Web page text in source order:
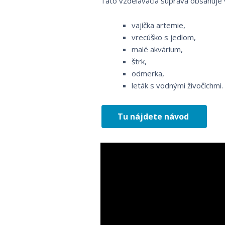
vajíčka artemie,
vrecúško s jedlom,
malé akvárium,
štrk,
odmerka,
leták s vodnými živočíchmi.
Tu nájdete návod